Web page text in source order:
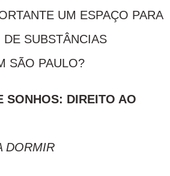
UM ESPAÇO PARA
SUBSTÂNCIAS
SÃO PAULO?
DIREITO AO
DORMIR